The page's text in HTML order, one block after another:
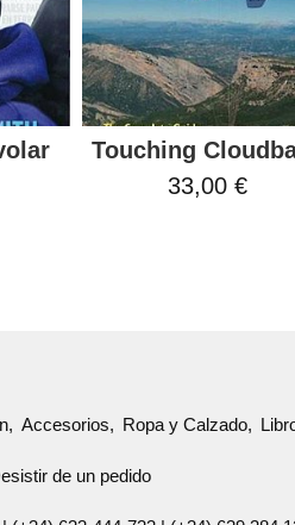
Touching
33,00 €
Accesorios Ropa y Calzado
de un pedido